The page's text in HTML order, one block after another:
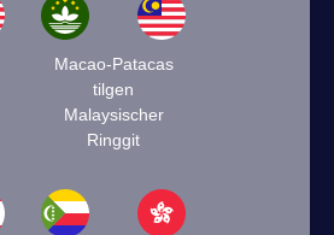
Macao-Patacas
tilgen
Malaysischer
Ringgit